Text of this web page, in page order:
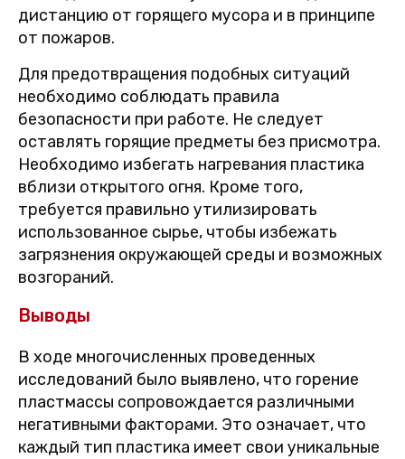
дистанцию от горящего мусора и в принципе
от пожаров.
Для предотвращения подобных ситуаций
необходимо соблюдать правила
безопасности при работе. Не следует
оставлять горящие предметы без присмотра.
Необходимо избегать нагревания пластика
вблизи открытого огня. Кроме того,
требуется правильно утилизировать
использованное сырье, чтобы избежать
загрязнения окружающей среды и возможных
возгораний.
Выводы
В ходе многочисленных проведенных
исследований было выявлено, что горение
пластмассы сопровождается различными
негативными факторами. Это означает, что
каждый тип пластика имеет свои уникальные